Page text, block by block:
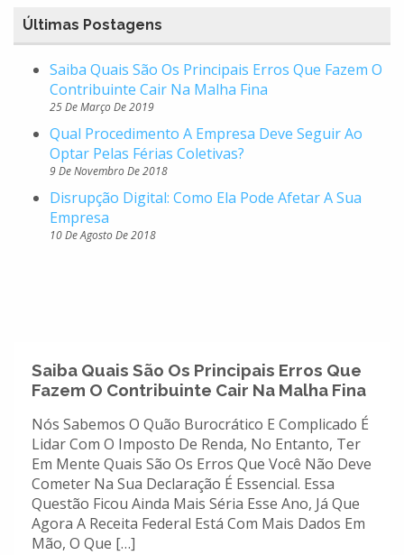
Últimas Postagens
Saiba Quais São Os Principais Erros Que Fazem O
Contribuinte Cair Na Malha Fina
25 De Março De 2019
Qual Procedimento A Empresa Deve Seguir Ao
Optar Pelas Férias Coletivas?
9 De Novembro De 2018
Disrupção Digital: Como Ela Pode Afetar A Sua
Empresa
10 De Agosto De 2018
Saiba Quais São Os Principais Erros Que
Fazem O Contribuinte Cair Na Malha Fina
Nós Sabemos O Quão Burocrático E Complicado É
Lidar Com O Imposto De Renda, No Entanto, Ter
Em Mente Quais São Os Erros Que Você Não Deve
Cometer Na Sua Declaração É Essencial. Essa
Questão Ficou Ainda Mais Séria Esse Ano, Já Que
Agora A Receita Federal Está Com Mais Dados Em
Mão, O Que […]